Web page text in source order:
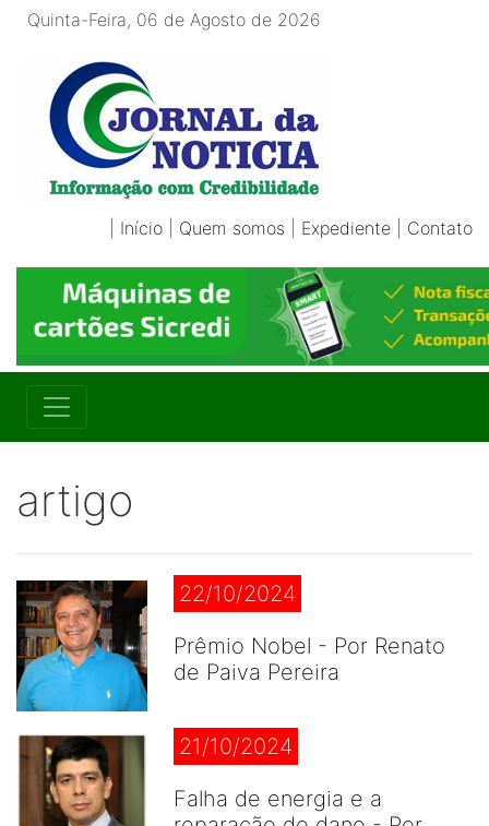
Quinta-Feira, 06 de Agosto de 2026
Início Quem somos Expediente Contato
artigo
22/10/2024
Prêmio Nobel - Por Renato
de Paiva Pereira
21/10/2024
Falha de energia e a